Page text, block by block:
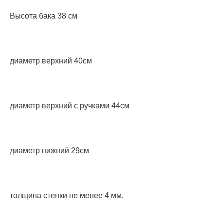
Высота бака 38 см
диаметр верхний 40см
диаметр верхний с ручками 44см
диаметр нижний 29см
толщина стенки не менее 4 мм,